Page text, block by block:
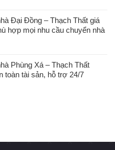
Đại Đồng – Thạch Thất giá
hợp mọi nhu cầu chuyển nhà
Phùng Xá – Thạch Thất
toàn tài sản, hỗ trợ 24/7